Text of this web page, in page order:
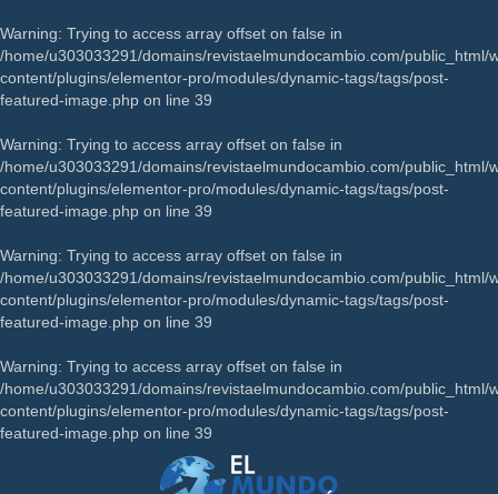
Warning: Trying to access array offset on false in
/home/u303033291/domains/revistaelmundocambio.com/public_html/
content/plugins/elementor-pro/modules/dynamic-tags/tags/post-
featured-image.php on line 39
Warning: Trying to access array offset on false in
/home/u303033291/domains/revistaelmundocambio.com/public_html/
content/plugins/elementor-pro/modules/dynamic-tags/tags/post-
featured-image.php on line 39
Warning: Trying to access array offset on false in
/home/u303033291/domains/revistaelmundocambio.com/public_html/
content/plugins/elementor-pro/modules/dynamic-tags/tags/post-
featured-image.php on line 39
Warning: Trying to access array offset on false in
/home/u303033291/domains/revistaelmundocambio.com/public_html/
content/plugins/elementor-pro/modules/dynamic-tags/tags/post-
featured-image.php on line 39